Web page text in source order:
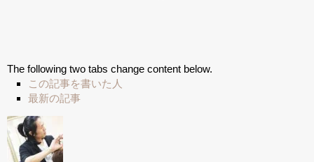
The following two tabs change content below.
この記事を書いた人
最新の記事